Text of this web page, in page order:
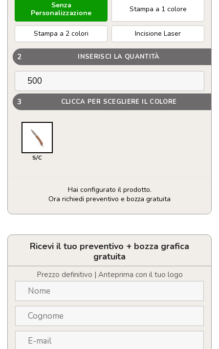
Senza
Personalizzazione
Stampa a 1 colore
Stampa a 2 colori Incisione Laser
2 INSERISCI LA QUANTITÀ
3 CLICCA PER SCEGLIERE IL COLORE
S/C
Hai configurato il prodotto.
Ora richiedi preventivo e bozza gratuita
Coltello
quantità
Ricevi il tuo preventivo + bozza grafica
gratuita
Prezzo definitivo | Anteprima con il tuo logo